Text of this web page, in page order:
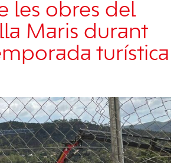
les obres del
Maris durant
turística